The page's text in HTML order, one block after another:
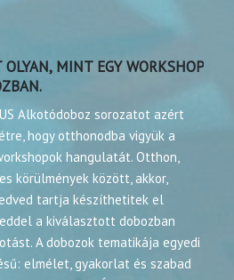
OLYAN, MINT EGY WORKSHOP
Alkotódoboz sorozatot azért
hogy otthonodba vigyük a
hangulatát. Otthon,
körülmények között, akkor,
tartja készíthetitek el
a kiválasztott dobozban
A dobozok tematikája egyedi
elmélet, gyakorlat és szabad